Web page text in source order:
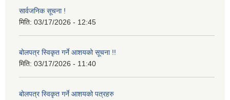
सार्वजनिक सूचना !
मिति: 03/17/2026 - 12:45
बोलपत्र स्विकृत गर्ने आशयको सूचना !!
मिति: 03/17/2026 - 11:40
बोलपत्र स्विकृत गर्ने आशयको पत्रहरु